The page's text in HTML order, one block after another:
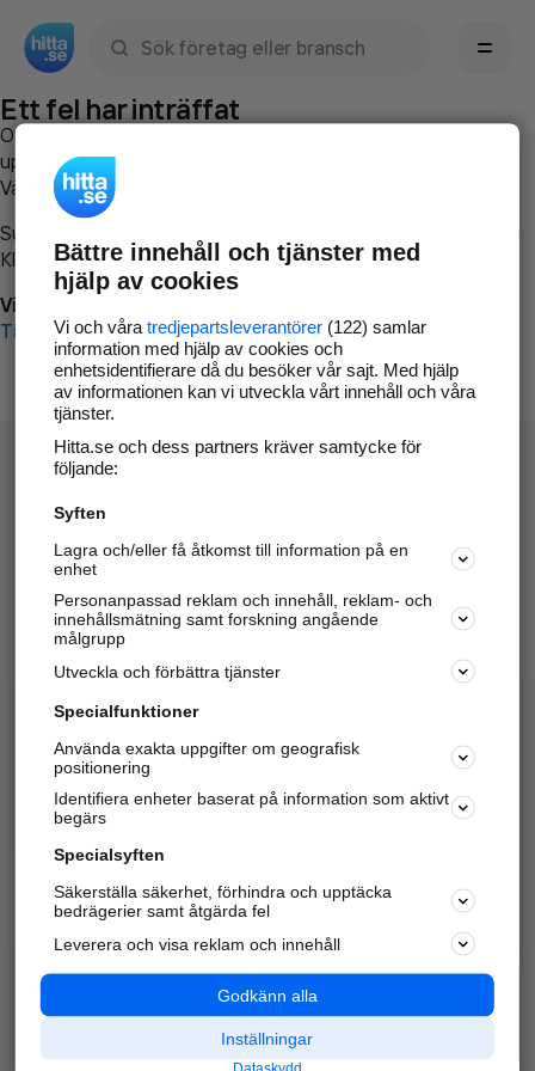
Ett fel har inträffat
Om du vill kan du
uppstod så att vi lättare och snabbare kan avhjälpa det.
Vänligen försök med följande:
Surfa till
Klicka påTillbaka-knappen i webbläsaren och försök igen
Vi beklagar besväret!
Till startsidan
Hitta.se - Gratis nummerupplysning.
Sök företag, personer och platser.
Hitta telefonnummer, adresser, företagsinfo mm.
Marknadsför företaget
Kom igång och annonsera mot
samarbetspartners nära dig.
Alla kategorier
Populära sökningar
API & Kartor
Annonsera
Integritet
Nödnummer
Bättre innehåll och tjänster med
hjälp av cookies
Vi och våra tredjepartsleverantörer(122) samlar
information med hjälp av cookies och
enhetsidentifierare då du besöker vår sajt. Med hjälp
av informationen kan vi utveckla vårt innehåll och våra
tjänster.
Hitta.se och dess partners kräver samtycke för
följande:
Syften
Lagra och/eller få åtkomst till information på en
enhet
Personanpassad reklam och innehåll, reklam- och
innehållsmätning samt forskning angående
målgrupp
Utveckla och förbättra tjänster
Specialfunktioner
Använda exakta uppgifter om geografisk
positionering
Identifiera enheter baserat på information som aktivt
begärs
Specialsyften
Säkerställa säkerhet, förhindra och upptäcka
bedrägerier samt åtgärda fel
Leverera och visa reklam och innehåll
Godkänn alla
Inställningar
Dataskydd